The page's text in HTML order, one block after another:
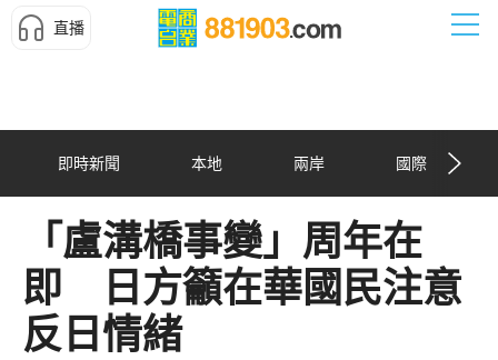
直播
即時新聞 本地 兩岸 國際
「盧溝橋事變」周年在
即 日方籲在華國民注意
反日情緒